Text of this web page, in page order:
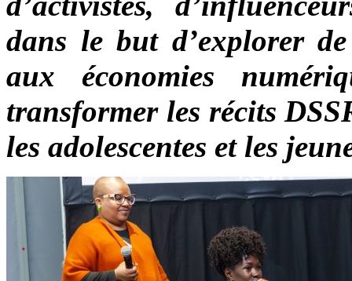
dans le but d’explorer
aux économies
transformer les récits
les adolescentes et les